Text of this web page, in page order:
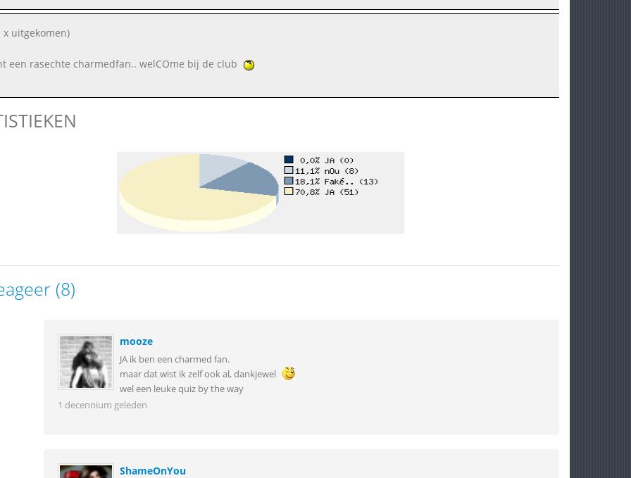
uitgekomen)
een rasechte charmedfan.. welCOme bij de club
(8)
mooze
JA ik ben een charmed fan.
maar dat wist ik zelf ook al, dankjewel
wel een leuke quiz by the way
1 decennium geleden
ShameOnYou